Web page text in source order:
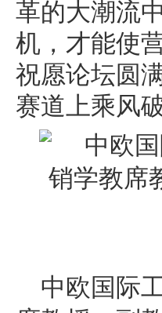
革的大潮流
机，才能使
祝愿论坛圆
赛道上乘风
中欧国际